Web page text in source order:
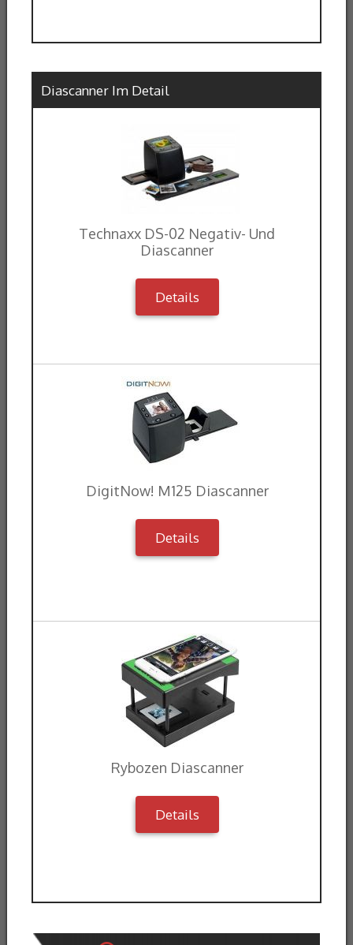
Diascanner Im Detail
Technaxx DS-02 Negativ- Und
Diascanner
Details
DigitNow! M125 Diascanner
Details
Rybozen Diascanner
Details